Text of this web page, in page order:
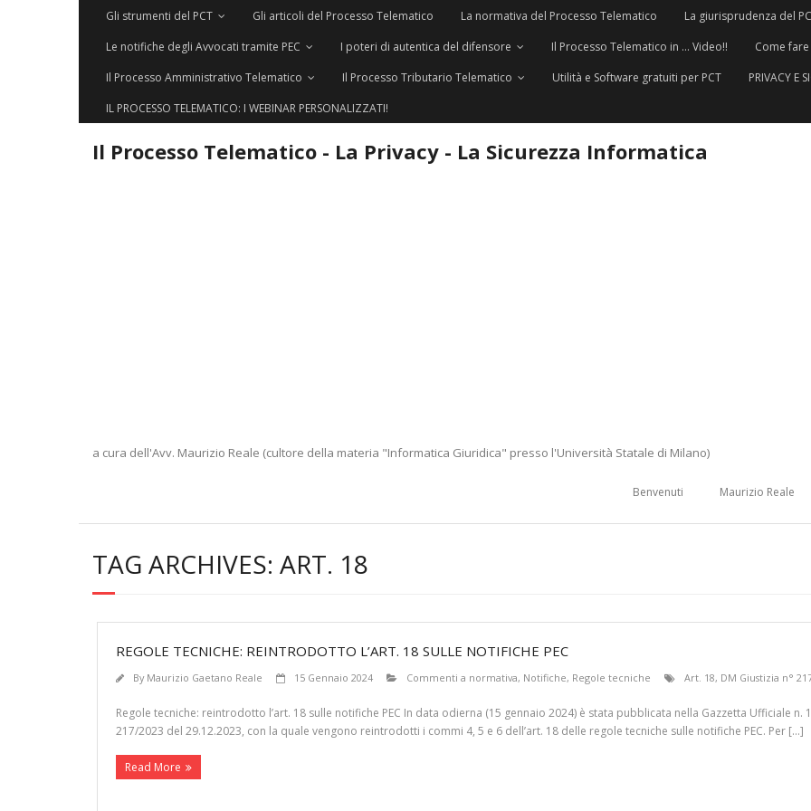
Gli strumenti del PCT Gli articoli del Processo Telematico La normativa del Processo Telematico
La giurisprudenza del
Le notifiche degli Avvocati tramite PEC
I poteri di autentica del difensore Il Processo Telematico in … Video!!
Come
Il Processo Amministrativo Telematico
Il Processo Tributario Telematico Utilità e Software gratuiti per PCT
PRIVACY E
IL PROCESSO TELEMATICO: I WEBINAR PERSONALIZZATI!
Il Processo Telematico - La Privacy - La Sicurezza Informatica
a cura dell'Avv. Maurizio Reale (cultore della materia "Informatica Giuridica" presso l'Università Statale di Milano)
Benvenuti Maurizio Reale
TAG ARCHIVES: ART. 18
REGOLE TECNICHE: REINTRODOTTO L’ART. 18 SULLE NOTIFICHE PEC
By Maurizio Gaetano Reale 15 Gennaio 2024 Commenti a normativa, Notifiche, Regole tecniche Art. 18, DM Giustizia n°
Regole tecniche: reintrodotto l’art. 18 sulle notifiche PEC In data odierna (15 gennaio 2024) è stata pubblicata nella Gazzetta Ufficiale n.
217/2023 del 29.12.2023, con la quale vengono reintrodotti i commi 4, 5 e 6 dell’art. 18 delle regole tecniche sulle notifiche PEC. Per […]
Read More